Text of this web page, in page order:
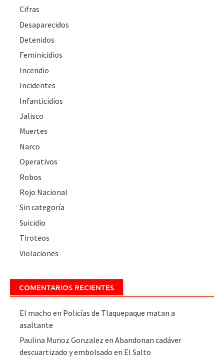
Cifras
Desaparecidos
Detenidos
Feminicidios
Incendio
Incidentes
Infanticidios
Jalisco
Muertes
Narco
Operativos
Robos
Rojo Nacional
Sin categoría
Suicidio
Tiroteos
Violaciones
COMENTARIOS RECIENTES
El macho en Policías de Tlaquepaque matan a
asaltante
Paulina Munoz Gonzalez enAbandonan cadáver
descuartizado y embolsado en El Salto